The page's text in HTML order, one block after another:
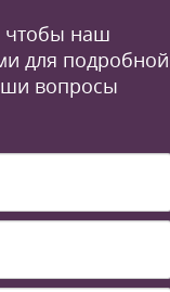
чтобы наш
для подробной
вопросы